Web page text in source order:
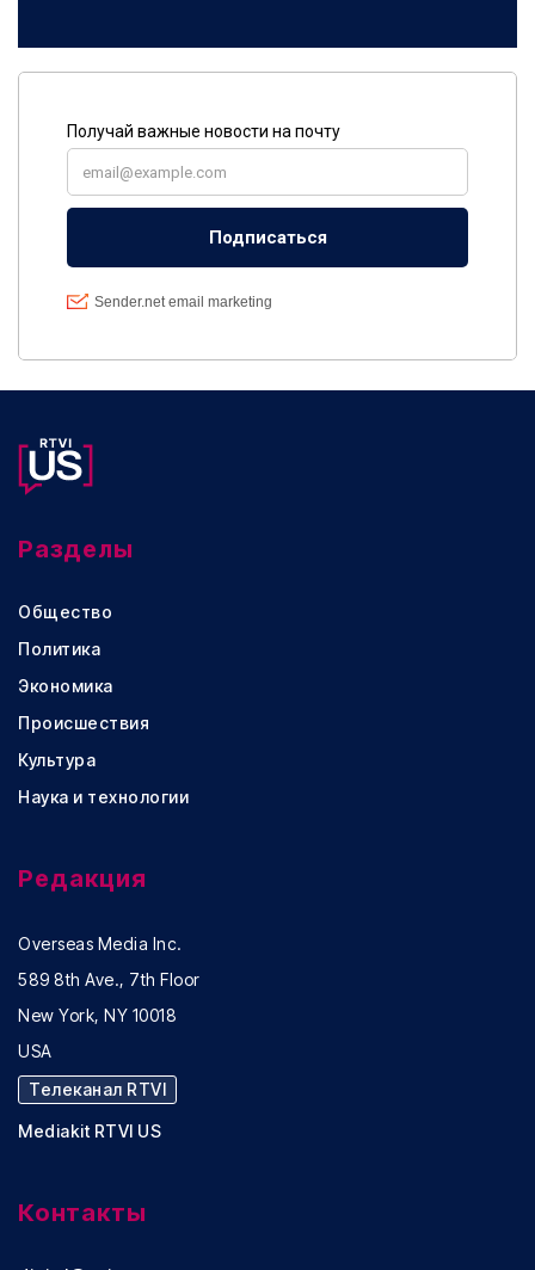
Разделы
Общество
Политика
Экономика
Происшествия
Культура
Наука и технологии
Редакция
Overseas Media Inc.
589 8th Ave., 7th Floor
New York, NY 10018
USA
Телеканал RTVI
Mediakit RTVI US
Контакты